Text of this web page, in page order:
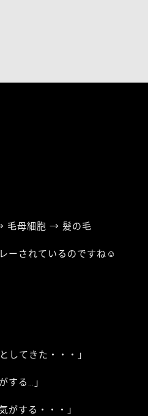
毛母細胞 → 髪の毛
ーされているのですね☺︎
してきた・・・」
する…」
がする・・・」